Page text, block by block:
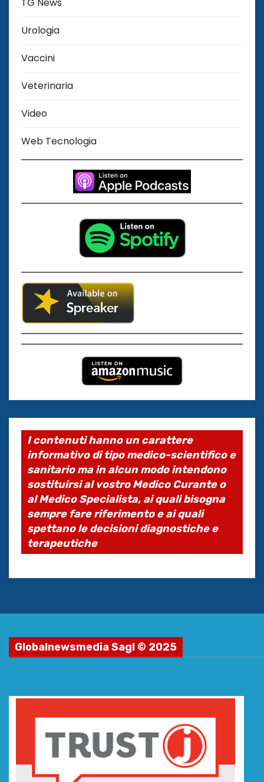
Urologia
Vaccini
Veterinaria
Video
Web Tecnologia
I contenuti hanno un carattere
informativo di tipo medico-scientifico e
sanitario ma in alcun modo intendono
sostituirsi al vostro Medico Curante o
al Medico Specialista, ai quali bisogna
sempre fare riferimento e ai quali
spettano le decisioni diagnostiche e
terapeutiche
Globalnewsmedia Sagl © 2025